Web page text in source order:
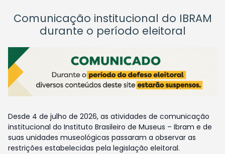
Comunicação institucional do IBRAM
durante o período eleitoral
Desde 4 de julho de 2026, as atividades de comunicação
institucional do Instituto Brasileiro de Museus – Ibram e de
suas unidades museológicas passaram a observar as
restrições estabelecidas pela legislação eleitoral.